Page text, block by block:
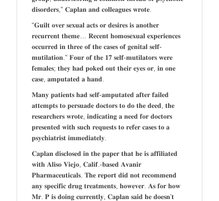
𝐝𝐢𝐬𝐨𝐫𝐝𝐞𝐫𝐬,” 𝐂𝐚𝐩𝐥𝐚𝐧 𝐚𝐧𝐝 𝐜𝐨𝐥𝐥𝐞𝐚𝐠𝐮𝐞𝐬 𝐰𝐫𝐨𝐭𝐞.
“𝐆𝐮𝐢𝐥𝐭 𝐨𝐯𝐞𝐫 𝐬𝐞𝐱𝐮𝐚𝐥 𝐚𝐜𝐭𝐬 𝐨𝐫 𝐝𝐞𝐬𝐢𝐫𝐞𝐬 𝐢𝐬 𝐚𝐧𝐨𝐭𝐡𝐞𝐫
𝐫𝐞𝐜𝐮𝐫𝐫𝐞𝐧𝐭 𝐭𝐡𝐞𝐦𝐞… 𝐑𝐞𝐜𝐞𝐧𝐭 𝐡𝐨𝐦𝐨𝐬𝐞𝐱𝐮𝐚𝐥 𝐞𝐱𝐩𝐞𝐫𝐢𝐞𝐧𝐜𝐞𝐬
𝐨𝐜𝐜𝐮𝐫𝐫𝐞𝐝 𝐢𝐧 𝐭𝐡𝐫𝐞𝐞 𝐨𝐟 𝐭𝐡𝐞 𝐜𝐚𝐬𝐞𝐬 𝐨𝐟 𝐠𝐞𝐧𝐢𝐭𝐚𝐥 𝐬𝐞𝐥𝐟-
𝐦𝐮𝐭𝐢𝐥𝐚𝐭𝐢𝐨𝐧.” 𝐅𝐨𝐮𝐫 𝐨𝐟 𝐭𝐡𝐞 𝟏𝟕 𝐬𝐞𝐥𝐟-𝐦𝐮𝐭𝐢𝐥𝐚𝐭𝐨𝐫𝐬 𝐰𝐞𝐫𝐞
𝐟𝐞𝐦𝐚𝐥𝐞𝐬; 𝐭𝐡𝐞𝐲 𝐡𝐚𝐝 𝐩𝐨𝐤𝐞𝐝 𝐨𝐮𝐭 𝐭𝐡𝐞𝐢𝐫 𝐞𝐲𝐞𝐬 𝐨𝐫, 𝐢𝐧 𝐨𝐧𝐞
𝐜𝐚𝐬𝐞, 𝐚𝐦𝐩𝐮𝐭𝐚𝐭𝐞𝐝 𝐚 𝐡𝐚𝐧𝐝.
𝐌𝐚𝐧𝐲 𝐩𝐚𝐭𝐢𝐞𝐧𝐭𝐬 𝐡𝐚𝐝 𝐬𝐞𝐥𝐟-𝐚𝐦𝐩𝐮𝐭𝐚𝐭𝐞𝐝 𝐚𝐟𝐭𝐞𝐫 𝐟𝐚𝐢𝐥𝐞𝐝
𝐚𝐭𝐭𝐞𝐦𝐩𝐭𝐬 𝐭𝐨 𝐩𝐞𝐫𝐬𝐮𝐚𝐝𝐞 𝐝𝐨𝐜𝐭𝐨𝐫𝐬 𝐭𝐨 𝐝𝐨 𝐭𝐡𝐞 𝐝𝐞𝐞𝐝, 𝐭𝐡𝐞
𝐫𝐞𝐬𝐞𝐚𝐫𝐜𝐡𝐞𝐫𝐬 𝐰𝐫𝐨𝐭𝐞, 𝐢𝐧𝐝𝐢𝐜𝐚𝐭𝐢𝐧𝐠 𝐚 𝐧𝐞𝐞𝐝 𝐟𝐨𝐫 𝐝𝐨𝐜𝐭𝐨𝐫𝐬
𝐩𝐫𝐞𝐬𝐞𝐧𝐭𝐞𝐝 𝐰𝐢𝐭𝐡 𝐬𝐮𝐜𝐡 𝐫𝐞𝐪𝐮𝐞𝐬𝐭𝐬 𝐭𝐨 𝐫𝐞𝐟𝐞𝐫 𝐜𝐚𝐬𝐞𝐬 𝐭𝐨 𝐚
𝐩𝐬𝐲𝐜𝐡𝐢𝐚𝐭𝐫𝐢𝐬𝐭 𝐢𝐦𝐦𝐞𝐝𝐢𝐚𝐭𝐞𝐥𝐲.
𝐂𝐚𝐩𝐥𝐚𝐧 𝐝𝐢𝐬𝐜𝐥𝐨𝐬𝐞𝐝 𝐢𝐧 𝐭𝐡𝐞 𝐩𝐚𝐩𝐞𝐫 𝐭𝐡𝐚𝐭 𝐡𝐞 𝐢𝐬 𝐚𝐟𝐟𝐢𝐥𝐢𝐚𝐭𝐞𝐝
𝐰𝐢𝐭𝐡 𝐀𝐥𝐢𝐬𝐨 𝐕𝐢𝐞𝐣𝐨, 𝐂𝐚𝐥𝐢𝐟.-𝐛𝐚𝐬𝐞𝐝 𝐀𝐯𝐚𝐧𝐢𝐫
𝐏𝐡𝐚𝐫𝐦𝐚𝐜𝐞𝐮𝐭𝐢𝐜𝐚𝐥𝐬. 𝐓𝐡𝐞 𝐫𝐞𝐩𝐨𝐫𝐭 𝐝𝐢𝐝 𝐧𝐨𝐭 𝐫𝐞𝐜𝐨𝐦𝐦𝐞𝐧𝐝
𝐚𝐧𝐲 𝐬𝐩𝐞𝐜𝐢𝐟𝐢𝐜 𝐝𝐫𝐮𝐠 𝐭𝐫𝐞𝐚𝐭𝐦𝐞𝐧𝐭𝐬, 𝐡𝐨𝐰𝐞𝐯𝐞𝐫. 𝐀𝐬 𝐟𝐨𝐫 𝐡𝐨𝐰
𝐌𝐫. 𝐏 𝐢𝐬 𝐝𝐨𝐢𝐧𝐠 𝐜𝐮𝐫𝐫𝐞𝐧𝐭𝐥𝐲, 𝐂𝐚𝐩𝐥𝐚𝐧 𝐬𝐚𝐢𝐝 𝐡𝐞 𝐝𝐨𝐞𝐬𝐧’𝐭